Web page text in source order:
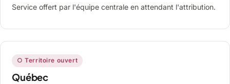
Service offert par l'équipe centrale en attendant l'attribution.
○ Territoire ouvert
Québec